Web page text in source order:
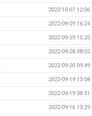
2022-10-07 12:06
2022-09-29 16:24
2022-09-29 15:25
2022-09-28 08:02
2022-09-20 09:49
2022-09-19 13:08
2022-09-19 08:51
2022-09-16 13:29